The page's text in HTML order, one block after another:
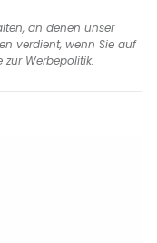
an denen unser
verdient, wenn Sie auf
zur Werbepolitik.